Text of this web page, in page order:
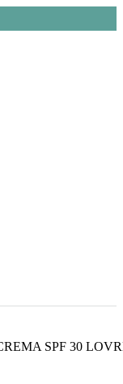
SPF 30